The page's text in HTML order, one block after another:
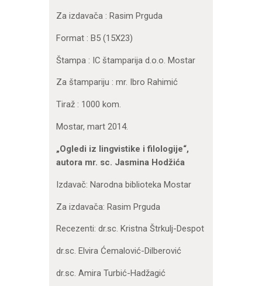
Za izdavača : Rasim Prguda
Format : B5 (15X23)
Štampa : IC štamparija d.o.o. Mostar
Za štampariju : mr. Ibro Rahimić
Tiraž : 1000 kom.
Mostar, mart 2014.
„Ogledi iz lingvistike i filologije“,
autora mr. sc. Jasmina Hodžića
Izdavač: Narodna biblioteka Mostar
Za izdavača: Rasim Prguda
Recezenti: dr.sc. Kristna Štrkulj-Despot
dr.sc. Elvira Ćemalović-Dilberović
dr.sc. Amira Turbić-Hadžagić